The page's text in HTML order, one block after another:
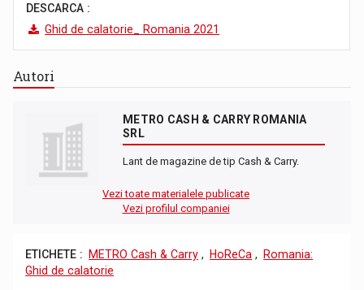
DESCARCA :
Ghid de calatorie_ Romania 2021
Autori
METRO CASH & CARRY ROMANIA
SRL
Lant de magazine de tip Cash & Carry.
Vezi toate materialele publicate
Vezi profilul companiei
ETICHETE : METRO Cash & Carry , HoReCa ,
Romania:
Ghid de calatorie